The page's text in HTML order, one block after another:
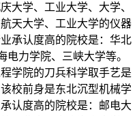
大学、工业大学、大学、
天大学、工业大学的仪器
承认度高的院校是：华北
电力学院、三峡大学等。
学院的刀兵科学取手艺是
校前身是东北沉型机械学
认度高的院校是：邮电大